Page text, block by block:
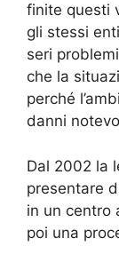
finite questi
gli stessi
seri
che la
perché
danni
Dal 2002 la
presentare
in un centro
poi una